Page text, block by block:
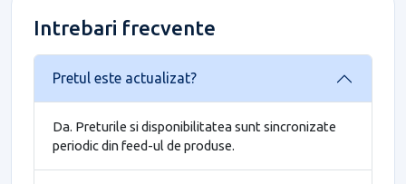
Intrebari frecvente
Pretul este actualizat?
Da. Preturile si disponibilitatea sunt sincronizate
periodic din feed-ul de produse.